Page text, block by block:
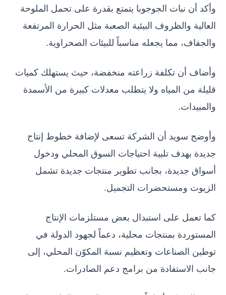
وأكد أن نبات الجوجوبا يتمتع بقدرة على تحمل الملوحة
العالية والظروف البيئية الصعبة مثل الحرارة المرتفعة
والجفاف، مما يجعله مناسباً للبيئات الصحراوية.
وأضاف أن تكلفة زراعته منخفضة، حيث يستهلك كميات
قليلة من المياه ولا يتطلب معدلات كبيرة من الأسمدة
والمبيدات.
وأوضح سويد أن الشركة تسعى لإضافة خطوط إنتاج
جديدة بهدف تلبية احتياجات السوق المحلي ودخول
أسواق جديدة، بجانب تطوير منتجات جديدة تشمل
الزيوت ومستحضرات التجميل.
كما تعمل على استبدال بعض مستلزمات الإنتاج
المستوردة بمنتجات محلية، دعماً لجهود الدولة في
توطين الصناعات وتعظيم نسبة المكوّن المحلي، إلى
جانب الاستفادة من برامج دعم الصادرات.